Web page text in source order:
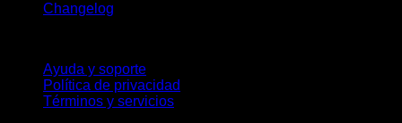
Changelog
Ayuda y soporte
Política de privacidad
Términos y servicios